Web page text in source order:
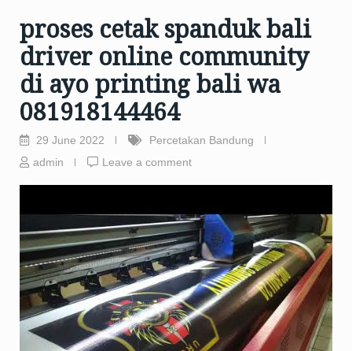
proses cetak spanduk bali
driver online community
di ayo printing bali wa
081918144464
29 June 2022
Percetakan Bandung
admin
Leave a comment